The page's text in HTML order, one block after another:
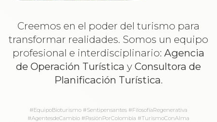
Creemos en el poder del turismo para
transformar realidades. Somos un equipo
profesional e interdisciplinario: Agencia
de Operación Turística y Consultora de
Planificación Turística.
#EquipoBioturismo #Sentipensantes #FilosofíaRegenerativa
#AgentesdeCambio #PasiónPorColombia #TurismoConAlma